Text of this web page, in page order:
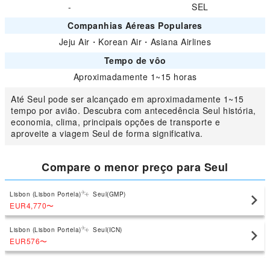
-
SEL
Companhias Aéreas Populares
Jeju Air ・ Korean Air ・ Asiana Airlines
Tempo de vôo
Aproximadamente 1~15 horas
Até Seul pode ser alcançado em aproximadamente 1~15
tempo por avião. Descubra com antecedência Seul história,
economia, clima, principais opções de transporte e
aproveite a viagem Seul de forma significativa.
Compare o menor preço para Seul
Lisbon (Lisbon Portela) Seul(GMP)
EUR4,770〜
Lisbon (Lisbon Portela) Seul(ICN)
EUR576〜